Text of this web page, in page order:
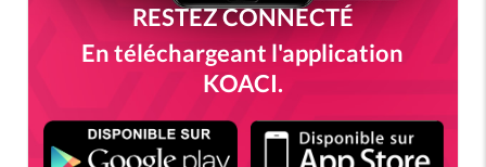
RESTEZ CONNECTÉ
En téléchargeant l'application
KOACI.